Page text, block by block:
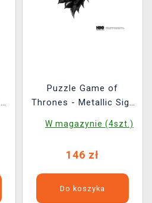
Puzzle Game of
Thrones - Metallic Sigil
W magazynie (4szt.)
146 zł
Do koszyka